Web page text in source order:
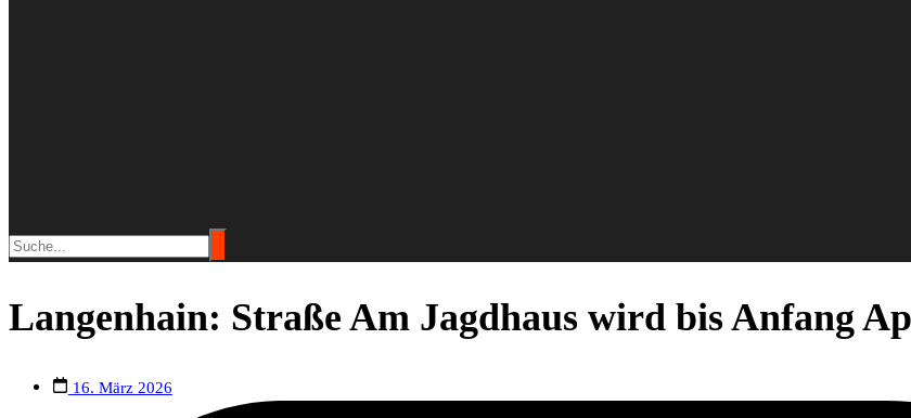
Langenhain: Straße Am Jagdhaus wird bis Anfang
16. März 2026